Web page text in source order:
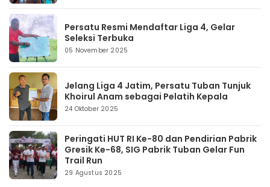
Persatu Resmi Mendaftar Liga 4, Gelar
Seleksi Terbuka
05 November 2025
Jelang Liga 4 Jatim, Persatu Tuban Tunjuk
Khoirul Anam sebagai Pelatih Kepala
24 Oktober 2025
Peringati HUT RI Ke-80 dan Pendirian Pabrik
Gresik Ke-68, SIG Pabrik Tuban Gelar Fun
Trail Run
29 Agustus 2025